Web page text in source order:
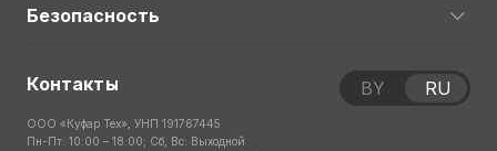
Безопасность
Контакты
ООО «Куфар Тех», УНП 191767445
Пн-Пт: 10:00 – 18:00; Сб, Вс: Выходной
BY RU